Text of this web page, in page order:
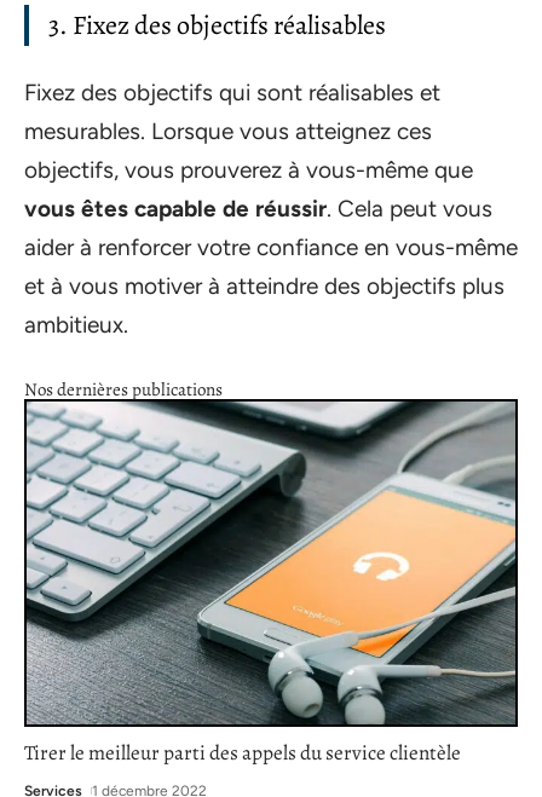
3. Fixez des objectifs réalisables
Fixez des objectifs qui sont réalisables et
mesurables. Lorsque vous atteignez ces
objectifs, vous prouverez à vous-même que
vous êtes capable de réussir. Cela peut vous
aider à renforcer votre confiance en vous-même
et à vous motiver à atteindre des objectifs plus
ambitieux.
Nos dernières publications
Tirer le meilleur parti des appels du service clientèle
Services 1 décembre 2022